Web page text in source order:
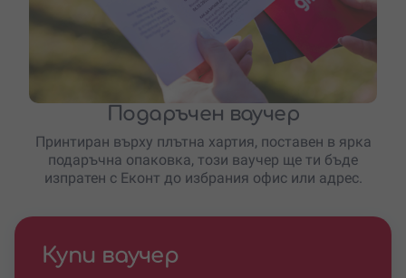
Подаръчен ваучер
Принтиран върху плътна хартия, поставен в ярка
подаръчна опаковка, този ваучер ще ти бъде
изпратен с Еконт до избрания офис или адрес.
Купи ваучер